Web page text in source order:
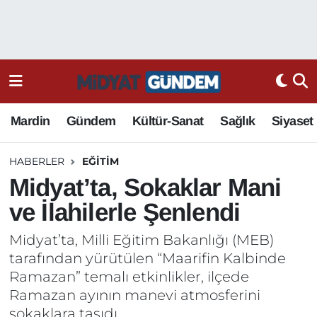
Mardin Gündem Kültür-Sanat Sağlık Siyaset
HABERLER EĞITIM
Midyat’ta, Sokaklar Mani
ve İlahilerle Şenlendi
Midyat’ta, Milli Eğitim Bakanlığı (MEB)
tarafından yürütülen “Maarifin Kalbinde
Ramazan” temalı etkinlikler, ilçede
Ramazan ayının manevi atmosferini
sokaklara taşıdı.